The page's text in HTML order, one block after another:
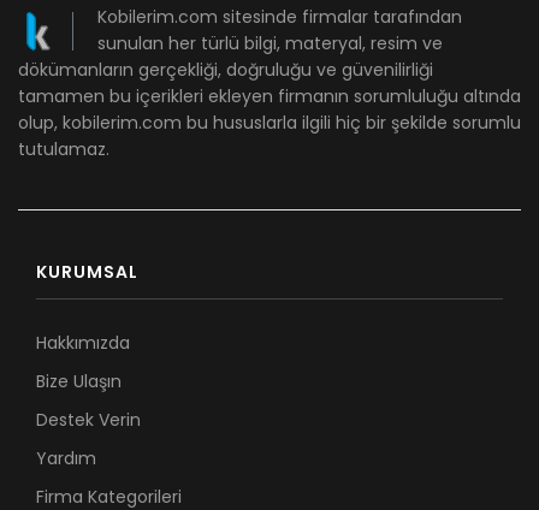
Kobilerim.com sitesinde firmalar tarafından
sunulan her türlü bilgi, materyal, resim ve
dökümanların gerçekliği, doğruluğu ve güvenilirliği
tamamen bu içerikleri ekleyen firmanın sorumluluğu altında
olup, kobilerim.com bu hususlarla ilgili hiç bir şekilde sorumlu
tutulamaz.
KURUMSAL
Hakkımızda
Bize Ulaşın
Destek Verin
Yardım
Firma Kategorileri